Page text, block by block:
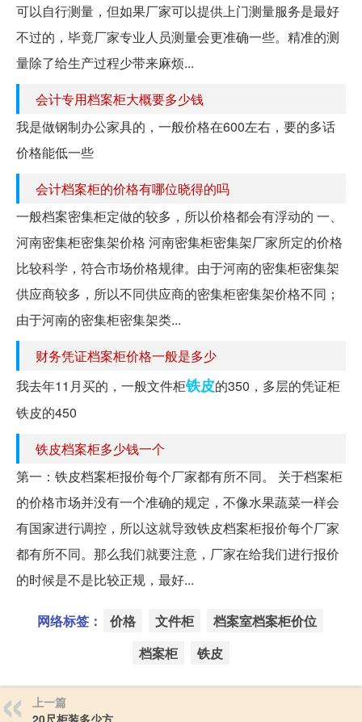
可以自行测量，但如果厂家可以提供上门测量服务是最好
不过的，毕竟厂家专业人员测量会更准确一些。精准的测
量除了给生产过程少带来麻烦...
会计专用档案柜大概要多少钱
我是做钢制办公家具的，一般价格在600左右，要的多话
价格能低一些
会计档案柜的价格有哪位晓得的吗
一般档案密集柜定做的较多，所以价格都会有浮动的 一、
河南密集柜密集架价格 河南密集柜密集架厂家所定的价格
比较科学，符合市场价格规律。由于河南的密集柜密集架
供应商较多，所以不同供应商的密集柜密集架价格不同；
由于河南的密集柜密集架类...
财务凭证档案柜价格一般是多少
我去年11月买的，一般文件柜铁皮的350，多层的凭证柜
铁皮的450
铁皮档案柜多少钱一个
第一：铁皮档案柜报价每个厂家都有所不同。 关于档案柜
的价格市场并没有一个准确的规定，不像水果蔬菜一样会
有国家进行调控，所以这就导致铁皮档案柜报价每个厂家
都有所不同。那么我们就要注意，厂家在给我们进行报价
的时候是不是比较正规，最好...
网络标签： 价格 文件柜
档案室档案柜价位
档案柜
铁皮
上一篇
20尺柜装多少方